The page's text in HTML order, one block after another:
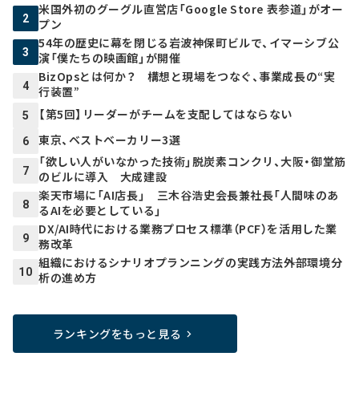
2
米国外初のグーグル直営店「Google Store 表参道」がオー
プン
3
54年の歴史に幕を閉じる岩波神保町ビルで、イマーシブ公
演「僕たちの映画館」が開催
4
BizOpsとは何か？ 構想と現場をつなぐ、事業成長の“実
行装置”
5 【第5回】リーダーがチームを支配してはならない
6 東京、ベストベーカリー3選
7
「欲しい人がいなかった技術」脱炭素コンクリ、大阪・御堂筋
のビルに導入 大成建設
8
楽天市場に「AI店長」 三木谷浩史会長兼社長「人間味のあ
るAIを必要としている」
9
DX/AI時代における業務プロセス標準（PCF）を活用した業
務改革
10
組織におけるシナリオプランニングの実践方法――外部環境分
析の進め方
ランキングをもっと見る